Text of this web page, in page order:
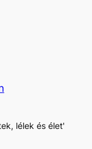
lélek és élet'